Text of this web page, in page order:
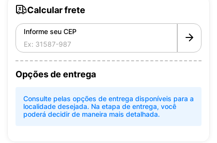
Calcular frete
Informe seu CEP
Opções de entrega
Consulte pelas opções de entrega disponíveis para a
localidade desejada. Na etapa de entrega, você
poderá decidir de maneira mais detalhada.